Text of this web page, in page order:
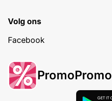
Volg ons
Facebook
PromoPromo